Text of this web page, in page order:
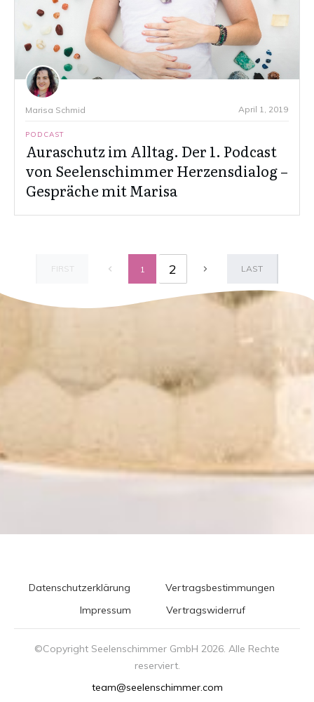
Marisa Schmid April 1, 2019
PODCAST
Auraschutz im Alltag. Der 1. Podcast
von Seelenschimmer Herzensdialog –
Gespräche mit Marisa
FIRST 1 2 LAST
Datenschutzerklärung
Vertragsbestimmungen
Impressum
Vertragswiderruf
©Copyright Seelenschimmer GmbH 2026. Alle Rechte
reserviert.
team@seelenschimmer.com